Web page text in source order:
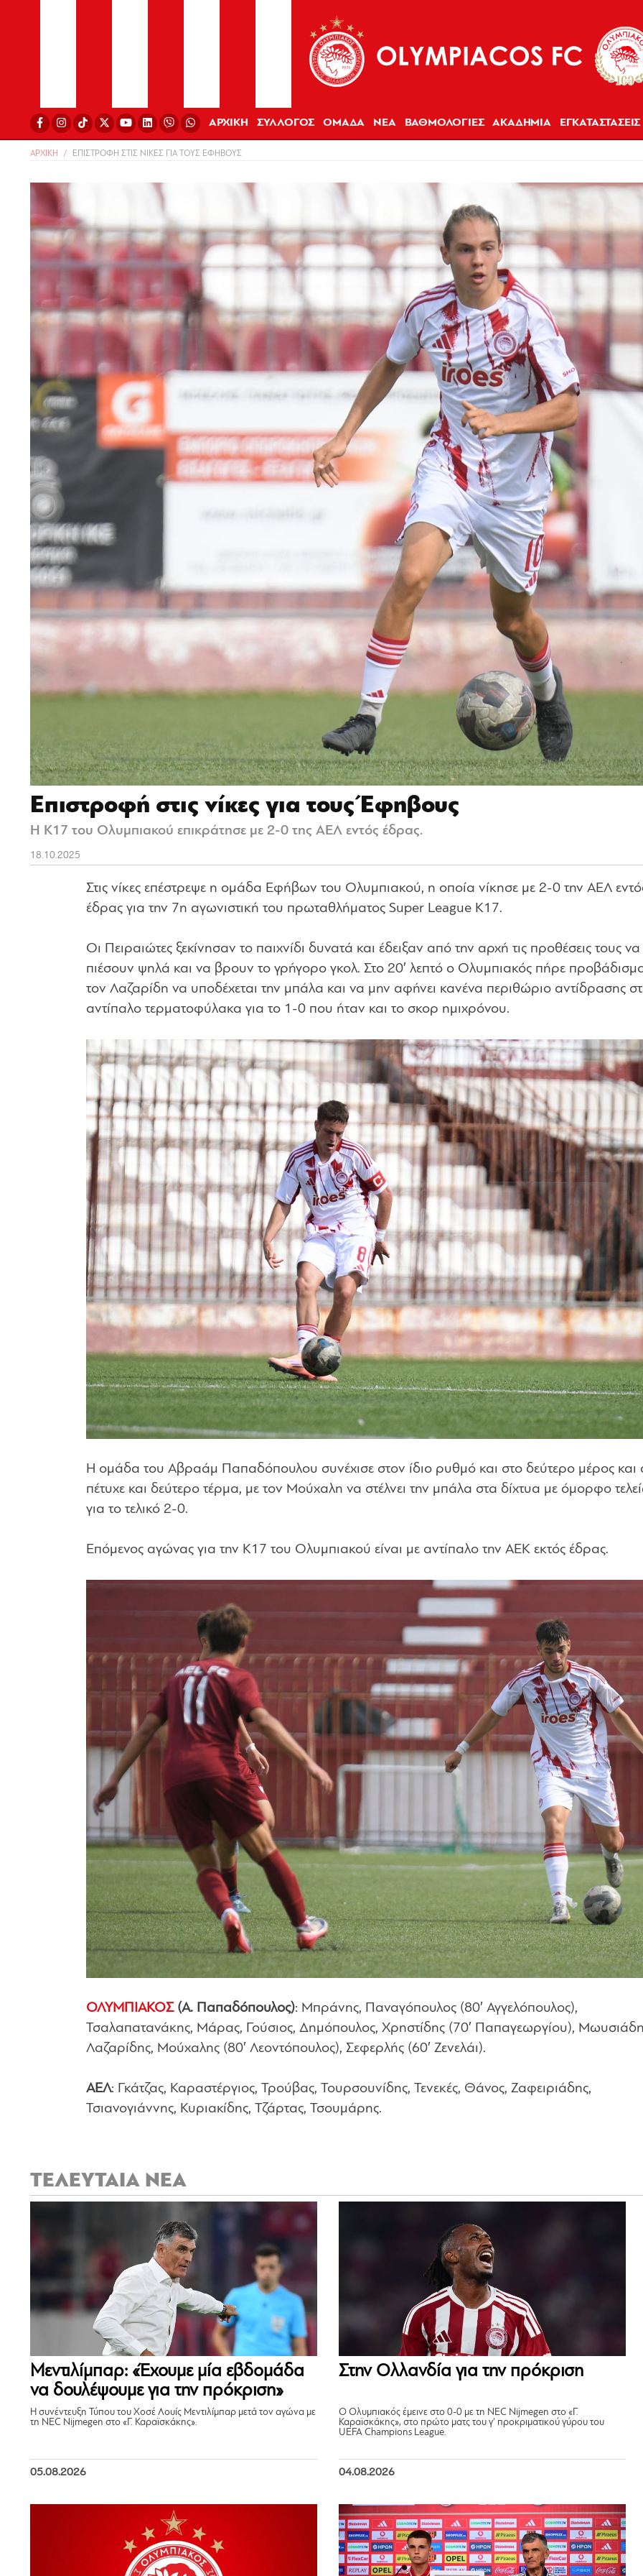
ΑΡΧΙΚΗ ΣΥΛΛΟΓΟΣ ΟΜΑΔΑ ΝΕΑ ΒΑΘΜΟΛΟΓΙΕΣ ΑΚΑΔΗΜΙΑ ΕΓΚΑΤΑΣΤΑΣΕΙΣ
ΑΡΧΙΚΗ ΕΠΙΣΤΡΟΦΗ ΣΤΙΣ ΝΙΚΕΣ ΓΙΑ ΤΟΥΣ ΕΦΗΒΟΥΣ
Επιστροφή στις νίκες για τους Έφηβους
Η Κ17 του Ολυμπιακού επικράτησε με 2-0 της ΑΕΛ εντός έδρας.
18.10.2025
Στις νίκες επέστρεψε η ομάδα Εφήβων του Ολυμπιακού, η οποία νίκησε με 2-0 την ΑΕΛ
έδρας για την 7η αγωνιστική του πρωταθλήματος Super League Κ17.
Οι Πειραιώτες ξεκίνησαν το παιχνίδι δυνατά και έδειξαν από την αρχή τις προθέσεις τους να
πιέσουν ψηλά και να βρουν το γρήγορο γκολ. Στο 20′ λεπτό ο Ολυμπιακός πήρε
τον Λαζαρίδη να υποδέχεται την μπάλα και να μην αφήνει κανένα περιθώριο αντίδρασης
αντίπαλο τερματοφύλακα για το 1-0 που ήταν και το σκορ ημιχρόνου.
Η ομάδα του Αβραάμ Παπαδόπουλου συνέχισε στον ίδιο ρυθμό και στο δεύτερο μέρος και
πέτυχε και δεύτερο τέρμα, με τον Μούχαλη να στέλνει την μπάλα στα δίχτυα με όμορφο
για το τελικό 2-0.
Επόμενος αγώνας για την Κ17 του Ολυμπιακού είναι με αντίπαλο την ΑΕΚ εκτός έδρας.
ΟΛΥΜΠΙΑΚΟΣ(Α. Παπαδόπουλος): Μπράνης, Παναγόπουλος (80′ Αγγελόπουλος),
Τσαλαπατανάκης, Μάρας, Γούσιος, Δημόπουλος, Χρηστίδης (70′ Παπαγεωργίου),
Λαζαρίδης, Μούχαλης (80′ Λεοντόπουλος), Σεφερλής (60′ Ζενελάι).
ΑΕΛ: Γκάτζας, Καραστέργιος, Τρούβας, Τουρσουνίδης, Τενεκές, Θάνος, Ζαφειριάδης,
Τσιανογιάννης, Κυριακίδης, Τζάρτας, Τσουμάρης.
ΤΕΛΕΥΤΑΙΑ ΝΕΑ
Μεντιλίμπαρ: «Έχουμε μία εβδομάδα
να δουλέψουμε για την πρόκριση»
Η συνέντευξη Τύπου του Χοσέ Λουίς Μεντιλίμπαρ μετά τον αγώνα με
τη NEC Nijmegen στο «Γ. Καραϊσκάκης».
05.08.2026
Στην Ολλανδία για την πρόκριση
Ο Ολυμπιακός έμεινε στο 0-0 με τη NEC Nijmegen στο «Γ.
Καραϊσκάκης», στο πρώτο ματς του γ’ προκριματικού γύρου του
UEFA Champions League.
04.08.2026